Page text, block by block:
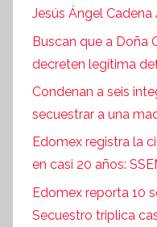
Jesús Ángel Cadena
Buscan que a Doña
decreten legítima
Condenan a seis
secuestrar a una
Edomex registra la
en casi 20 años:
Edomex reporta 10
Secuestro triplica